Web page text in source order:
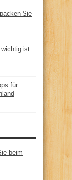
Sie
wichtig ist
für
beim